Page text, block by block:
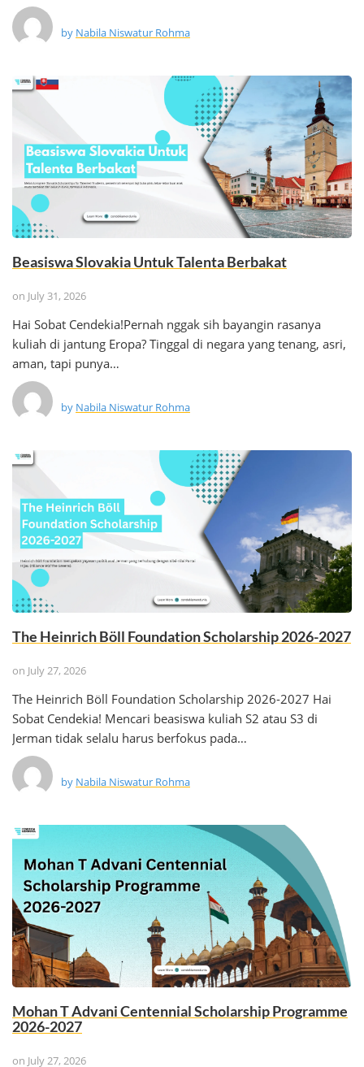
by Nabila Niswatur Rohma
Beasiswa Slovakia Untuk Talenta Berbakat
on July 31, 2026
Hai Sobat Cendekia! ​Pernah nggak sih bayangin rasanya
kuliah di jantung Eropa? Tinggal di negara yang tenang, asri,
aman, tapi punya…
by Nabila Niswatur Rohma
The Heinrich Böll Foundation Scholarship 2026-2027
on July 27, 2026
The Heinrich Böll Foundation Scholarship 2026-2027 Hai
Sobat Cendekia! Mencari beasiswa kuliah S2 atau S3 di
Jerman tidak selalu harus berfokus pada…
by Nabila Niswatur Rohma
Mohan T Advani Centennial Scholarship Programme
2026-2027
on July 27, 2026